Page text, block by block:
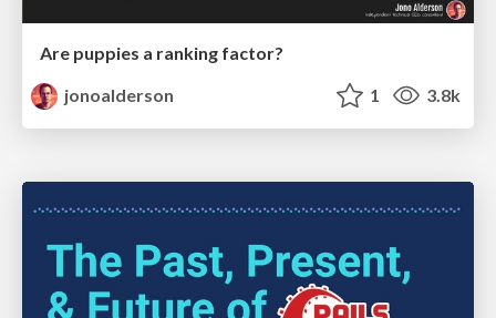
Are puppies a ranking factor?
jonoalderson
1 3.8k